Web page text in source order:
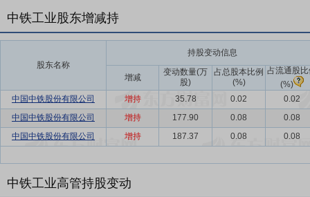
中铁工业股东增减持
股东名称
持股变动信息
增减
变动数量(万
股)
占总股本比例
(%)
占流通股
(%)
中国中铁股份有限公司
增持 35.78 0.02
0.02
中国中铁股份有限公司
增持 177.90 0.08
0.08
中国中铁股份有限公司
增持 187.37 0.08 0.08
中铁工业高管持股变动